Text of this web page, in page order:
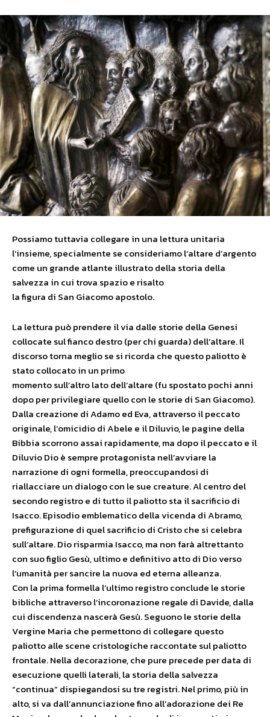
Possiamo tuttavia collegare in una lettura unitaria
l’insieme, specialmente se consideriamo l’altare d’argento
come un grande atlante illustrato della storia della
salvezza in cui trova spazio e risalto
la figura di San Giacomo apostolo.
La lettura può prendere il via dalle storie della Genesi
collocate sul fianco destro (per chi guarda) dell’altare. Il
discorso torna meglio se si ricorda che questo paliotto è
stato collocato in un primo
momento sull’altro lato dell’altare (fu spostato pochi anni
dopo per privilegiare quello con le storie di San Giacomo).
Dalla creazione di Adamo ed Eva, attraverso il peccato
originale, l’omicidio di Abele e il Diluvio, le pagine della
Bibbia scorrono assai rapidamente, ma dopo il peccato e il
Diluvio Dio è sempre protagonista nell’avviare la
narrazione di ogni formella, preoccupandosi di
riallacciare un dialogo con le sue creature. Al centro del
secondo registro e di tutto il paliotto sta il sacrificio di
Isacco. Episodio emblematico della vicenda di Abramo,
prefigurazione di quel sacrificio di Cristo che si celebra
sull’altare. Dio risparmia Isacco, ma non farà altrettanto
con suo figlio Gesù, ultimo e definitivo atto di Dio verso
l’umanità per sancire la nuova ed eterna alleanza.
Con la prima formella l’ultimo registro conclude le storie
bibliche attraverso l’incoronazione regale di Davide, dalla
cui discendenza nascerà Gesù. Seguono le storie della
Vergine Maria che permettono di collegare questo
paliotto alle scene cristologiche raccontate sul paliotto
frontale. Nella decorazione, che pure precede per data di
esecuzione quelli laterali, la storia della salvezza
“continua” dispiegandosi su tre registri. Nel primo, più in
alto, si va dall’annunciazione fino all’adorazione dei Re